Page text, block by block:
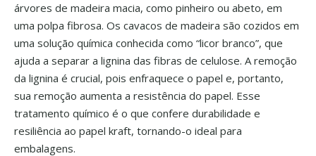
árvores de madeira macia, como pinheiro ou abeto, em
uma polpa fibrosa. Os cavacos de madeira são cozidos em
uma solução química conhecida como “licor branco”, que
ajuda a separar a lignina das fibras de celulose. A remoção
da lignina é crucial, pois enfraquece o papel e, portanto,
sua remoção aumenta a resistência do papel. Esse
tratamento químico é o que confere durabilidade e
resiliência ao papel kraft, tornando-o ideal para
embalagens.